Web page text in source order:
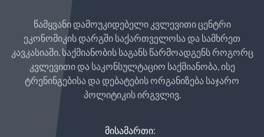
წამყვანი დამოუკიდებელი კვლევითი ცენტრი
ეკონომიკის დარგში საქართველოსა და სამხრეთ
კავკასიაში. საქმიანობის საგანს წარმოადგენს როგორც
კვლევითი და საკონსულტაციო საქმიანობა, ისე
ტრენინგებისა და დებატების ორგანიზება საჯარო
პოლიტიკის ირგვლივ.
ᲛᲘᲡᲐᲛᲐᲠᲗᲘ: